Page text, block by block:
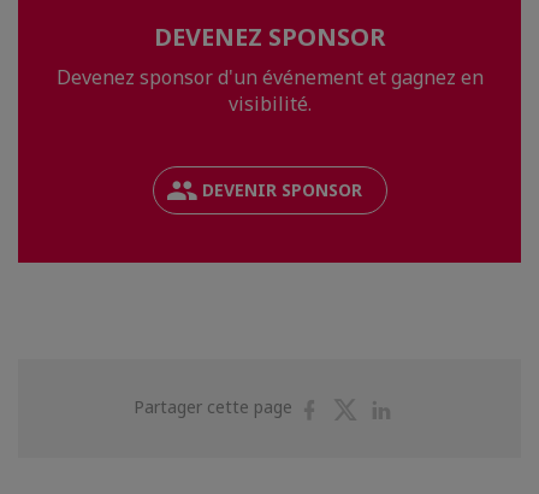
DEVENEZ SPONSOR
Devenez sponsor d'un événement et gagnez en
visibilité.
DEVENIR SPONSOR
Partager cette page
PartagerPartager